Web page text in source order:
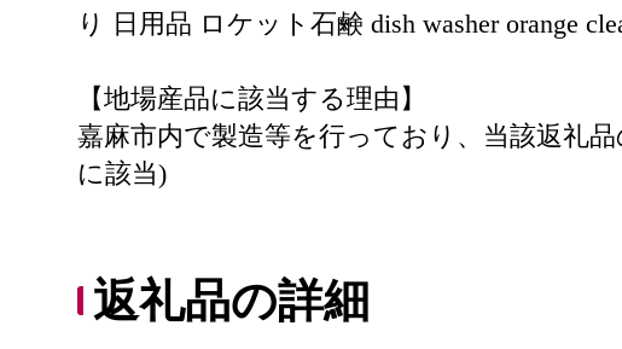
り 日用品 ロケット石鹸 dish washer orange
【地場産品に該当する理由】
嘉麻市内で製造等を行っており、当該返礼
に該当)
返礼品の詳細